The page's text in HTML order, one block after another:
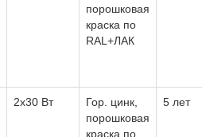
порошковая
краска по
RAL+ЛАК
2х30 Вт
Гор. цинк,
порошковая
краска по
5 лет